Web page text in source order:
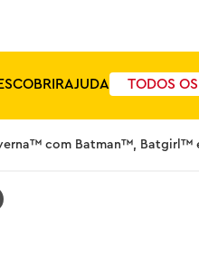
AJUDA TODOS
com Batman™, Batgirl™